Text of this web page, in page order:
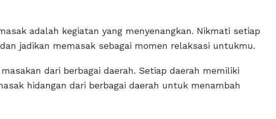
adalah kegiatan yang menyenangkan. Nikmati setiap
jadikan memasak sebagai momen relaksasi untukmu.
dari berbagai daerah. Setiap daerah memiliki
hidangan dari berbagai daerah untuk menambah